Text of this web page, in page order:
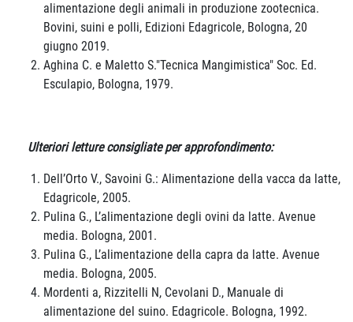
alimentazione degli animali in produzione zootecnica.
Bovini, suini e polli, Edizioni Edagricole, Bologna, 20
giugno 2019.
Aghina C. e Maletto S."Tecnica Mangimistica" Soc. Ed.
Esculapio, Bologna, 1979.
Ulteriori letture consigliate per approfondimento:
Dell’Orto V., Savoini G.: Alimentazione della vacca da latte,
Edagricole, 2005.
Pulina G., L’alimentazione degli ovini da latte. Avenue
media. Bologna, 2001.
Pulina G., L’alimentazione della capra da latte. Avenue
media. Bologna, 2005.
Mordenti a, Rizzitelli N, Cevolani D., Manuale di
alimentazione del suino. Edagricole. Bologna, 1992.